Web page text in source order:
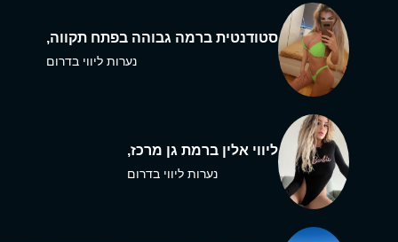
סטודנטית ברמה גבוהה בפתח תקווה,
נערות ליווי בדרום
ליווי אלין ברמת גן מרכז,
נערות ליווי בדרום